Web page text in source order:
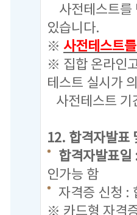
사전테스트를
있습니다.
※ 사전테스트
※ 집합 온라인
테스트 실시가
사전테스트 기
12. 합격자발표
합격자발표
인가능 함
자격증 신청 :
※ 카드형 자격